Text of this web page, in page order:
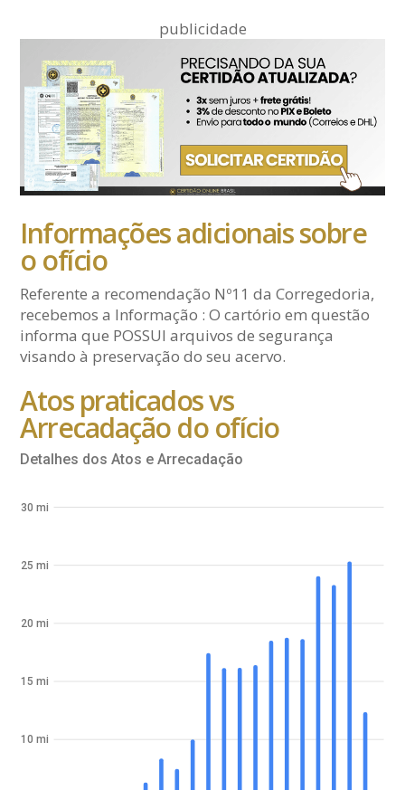
publicidade
Informações adicionais sobre
o ofício
Referente a recomendação Nº11 da Corregedoria,
recebemos a Informação : O cartório em questão
informa que POSSUI arquivos de segurança
visando à preservação do seu acervo.
Atos praticados vs
Arrecadação do ofício
Detalhes dos Atos e Arrecadação
10 mi
15 mi
20 mi
25 mi
30 mi